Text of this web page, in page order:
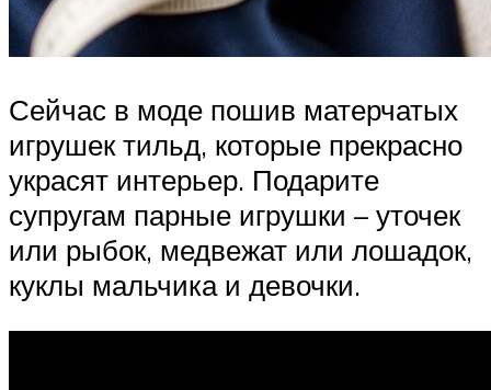
Сейчас в моде пошив матерчатых
игрушек тильд, которые прекрасно
украсят интерьер. Подарите
супругам парные игрушки – уточек
или рыбок, медвежат или лошадок,
куклы мальчика и девочки.